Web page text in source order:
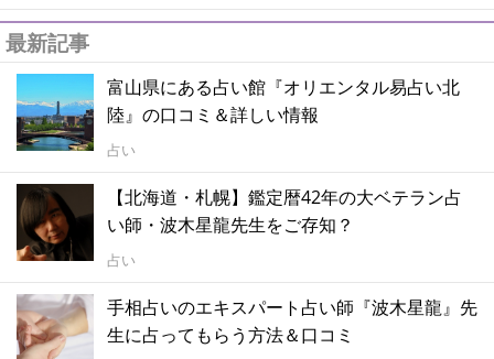
最新記事
富山県にある占い館『オリエンタル易占い北
陸』の口コミ＆詳しい情報
占い
【北海道・札幌】鑑定暦42年の大ベテラン占
い師・波木星龍先生をご存知？
占い
手相占いのエキスパート占い師『波木星龍』先
生に占ってもらう方法＆口コミ